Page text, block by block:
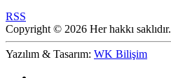
RSS
Copyright © 2026 Her hakkı saklıdır.
Yazılım & Tasarım: WK Bilişim